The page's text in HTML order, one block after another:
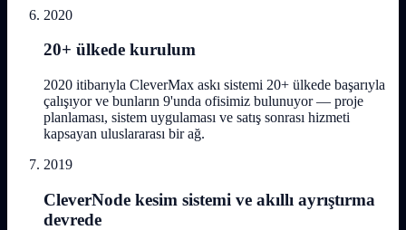
2020
20+ ülkede kurulum
2020 itibarıyla CleverMax askı sistemi 20+ ülkede başarıyla
çalışıyor ve bunların 9'unda ofisimiz bulunuyor — proje
planlaması, sistem uygulaması ve satış sonrası hizmeti
kapsayan uluslararası bir ağ.
2019
CleverNode kesim sistemi ve akıllı ayrıştırma
devrede